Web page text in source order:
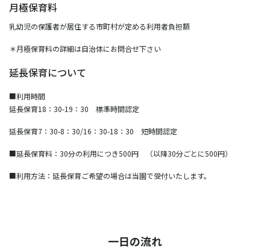
月極保育料
乳幼児の保護者が居住する市町村が定める利用者負担額
＊月極保育料の詳細は自治体にお問合せ下さい
延長保育について
■利用時間
延長保育18：30-19：30 標準時間認定
延長保育7：30-8：30/16：30-18：30 短時間認定
■延長保育料：30分の利用につき500円 （以降30分ごとに500円）
■利用方法：延長保育ご希望の場合は当園で受付いたします。
一日の流れ